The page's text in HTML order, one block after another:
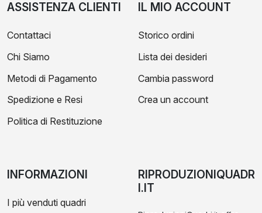
ASSISTENZA CLIENTI
Contattaci
Chi Siamo
Metodi di Pagamento
Spedizione e Resi
Politica di Restituzione
IL MIO ACCOUNT
Storico ordini
Lista dei desideri
Cambia password
Crea un account
INFORMAZIONI
I più venduti quadri
RIPRODUZIONIQUADR
I.IT